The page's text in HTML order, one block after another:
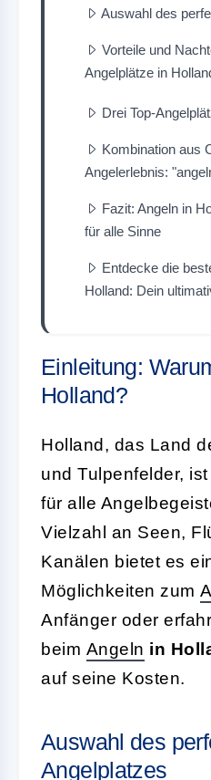
Auswahl des
Vorteile und
Angelplätze in
Drei Top-
Kombination aus
Angelerlebnis:
Fazit: Angeln in
für alle Sinne
Entdecke die
Holland: Dein
Einleitung:
Holland?
Holland, das Land
und Tulpenfelder,
für alle
Vielzahl an Seen,
Kanälen bietet es
Möglichkeiten zum
Anfänger oder
beim Angeln in
auf seine Kosten.
Auswahl des
Angelplatzes